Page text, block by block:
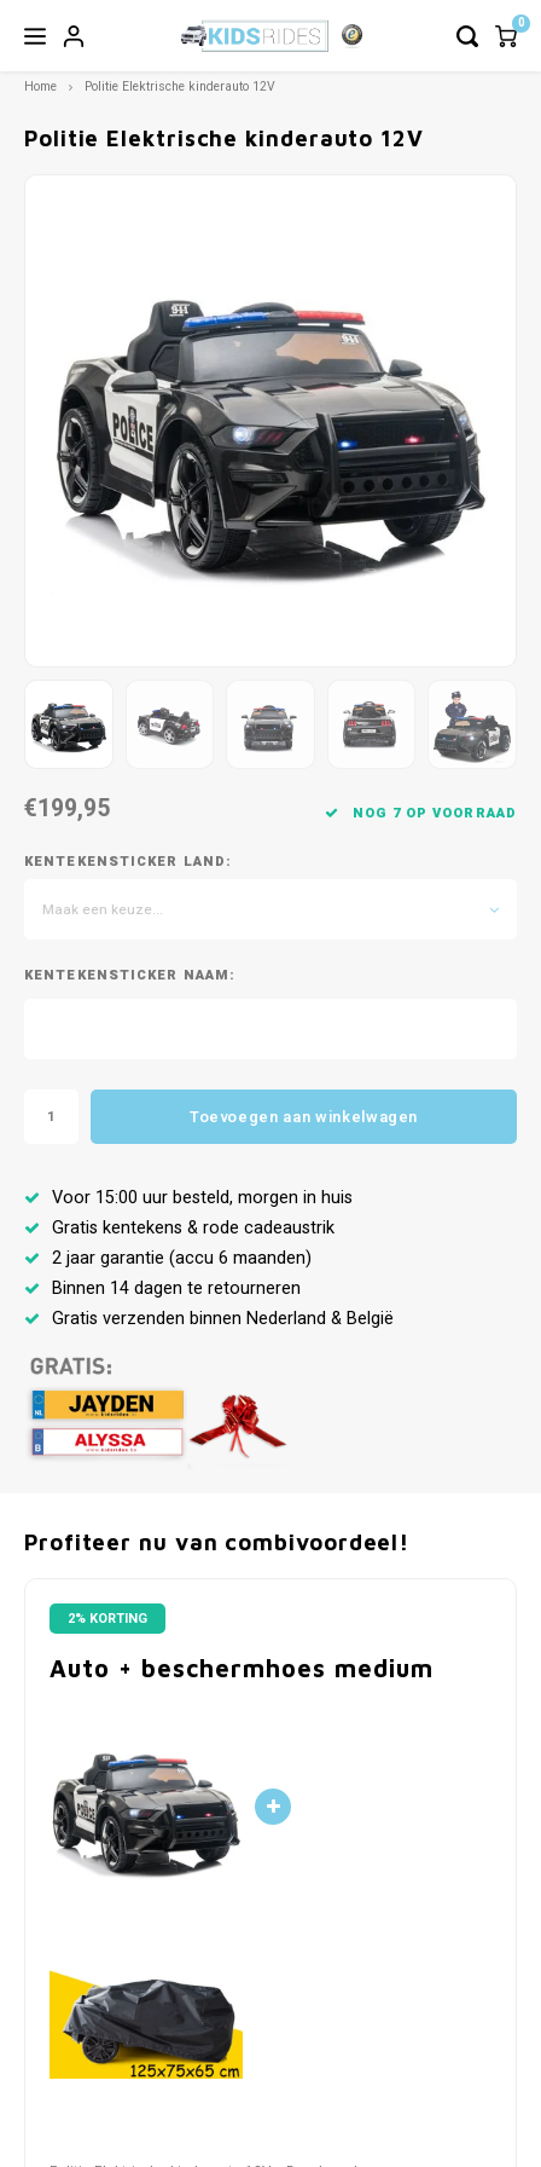
0
Home Politie Elektrische kinderauto 12V
Politie Elektrische kinderauto 12V
€199,95 NOG 7 OP VOORRAAD
KENTEKENSTICKER LAND:
Maak een keuze...
KENTEKENSTICKER NAAM:
Toevoegen aan winkelwagen
Voor 15:00 uur besteld, morgen in huis
Gratis kentekens & rode cadeaustrik
2 jaar garantie (accu 6 maanden)
Binnen 14 dagen te retourneren
Gratis verzenden binnen Nederland & België
Profiteer nu van combivoordeel!
2% KORTING
Auto + beschermhoes medium